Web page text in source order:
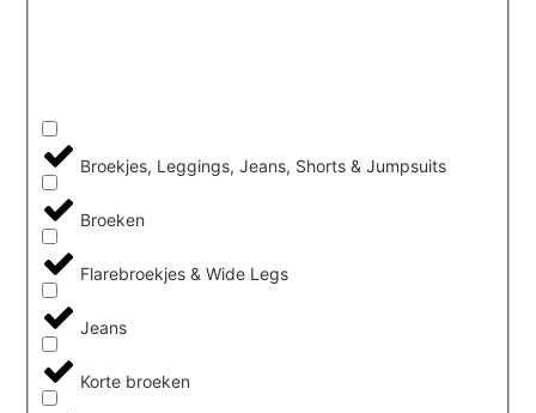
Broekjes, Leggings, Jeans, Shorts & Jumpsuits
Broeken
Flarebroekjes & Wide Legs
Jeans
Korte broeken